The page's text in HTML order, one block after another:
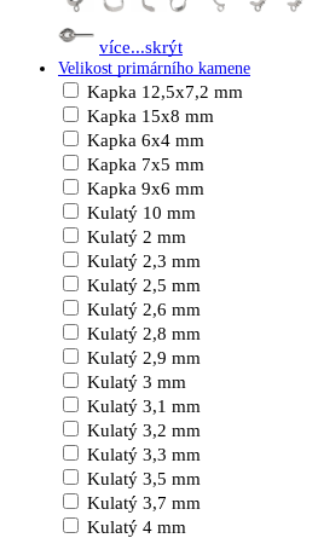
více...skrýt
Velikost primárního kamene
Kapka 12,5x7,2 mm
Kapka 15x8 mm
Kapka 6x4 mm
Kapka 7x5 mm
Kapka 9x6 mm
Kulatý 10 mm
Kulatý 2 mm
Kulatý 2,3 mm
Kulatý 2,5 mm
Kulatý 2,6 mm
Kulatý 2,8 mm
Kulatý 2,9 mm
Kulatý 3 mm
Kulatý 3,1 mm
Kulatý 3,2 mm
Kulatý 3,3 mm
Kulatý 3,5 mm
Kulatý 3,7 mm
Kulatý 4 mm